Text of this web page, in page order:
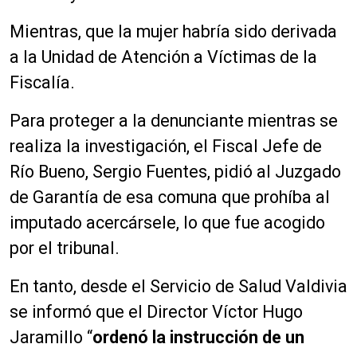
Mientras, que la mujer habría sido derivada
a la Unidad de Atención a Víctimas de la
Fiscalía.
Para proteger a la denunciante mientras se
realiza la investigación, el Fiscal Jefe de
Río Bueno, Sergio Fuentes, pidió al Juzgado
de Garantía de esa comuna que prohíba al
imputado acercársele, lo que fue acogido
por el tribunal.
En tanto, desde el Servicio de Salud Valdivia
se informó que el Director Víctor Hugo
Jaramillo “ordenó la instrucción de un